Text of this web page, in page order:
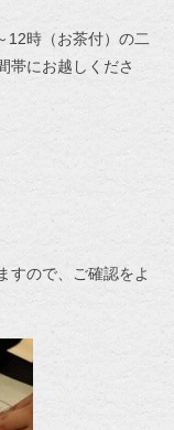
12時（お茶付）の二
帯にお越しくださ
すので、ご確認をよ